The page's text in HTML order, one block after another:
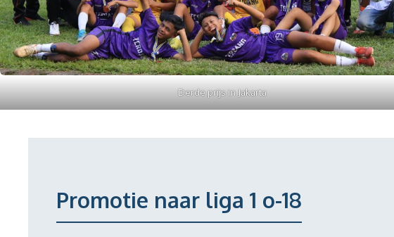
Derde prijs in Jakarta
Promotie naar liga 1 o-18